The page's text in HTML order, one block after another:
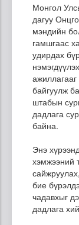
Монгол
дагуу
мэндийн
гамшгаас
удирдах
байгуулж
штабын
дадлага
байна.
Энэ
хэмжээний
бие
чадавхыг
дадлага